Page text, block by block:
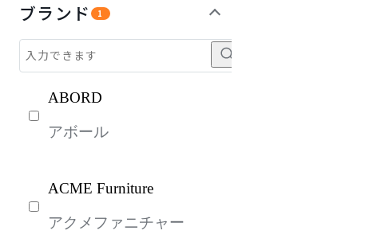
ブランド 1
ABORD
アボール
ACME Furniture
アクメファニチャー